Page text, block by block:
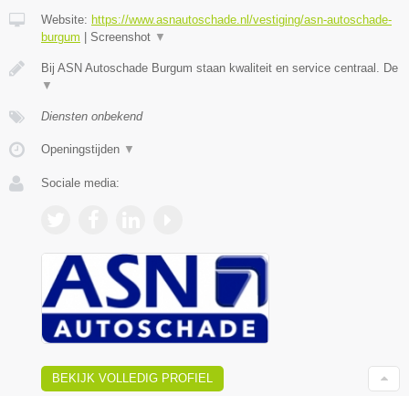
Website: https://www.asnautoschade.nl/vestiging/asn-autoschade-
burgum | Screenshot ▼
Bij ASN Autoschade Burgum staan kwaliteit en service centraal. De
▼
Diensten onbekend
Openingstijden ▼
Sociale media:
BEKIJK VOLLEDIG PROFIEL